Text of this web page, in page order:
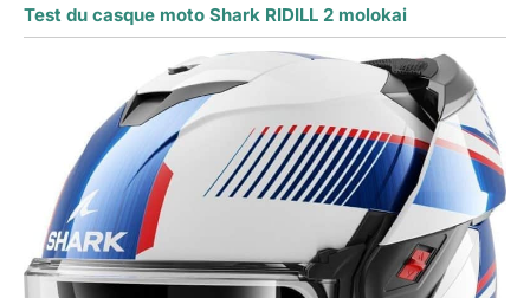
Test du casque moto Shark RIDILL 2 molokai